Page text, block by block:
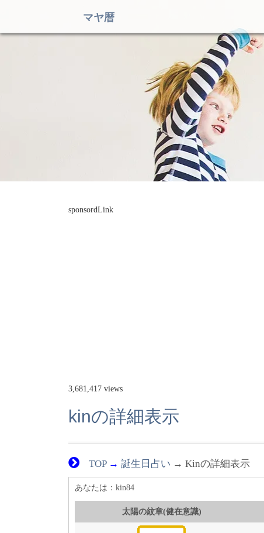
マヤ暦
sponsordLink
3,681,417 views
kinの詳細表示
TOP→ 誕生日占い → Kinの詳細表示
あなたは：kin84
太陽の紋章(健在意識)